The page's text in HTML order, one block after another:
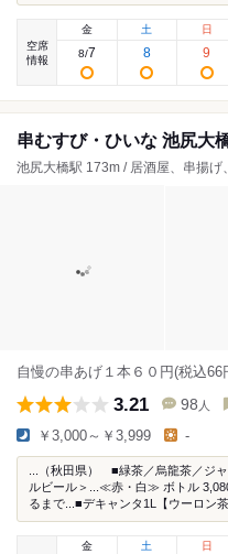
空席
情報
金
8/7
土
8
日
9
串むすび・ひいな 池尻大
池尻大橋駅 173m / 居酒屋、串揚げ
自慢の串あげ１本６０円(税込66
3.21 98 人
￥3,000～￥3,999 -
...（秋田県） ■緑茶／烏龍茶／ジ
ルビール＞...≪赤・白≫ ボトル
るまで...■デキャンタ1L【ウーロン
金
土 日